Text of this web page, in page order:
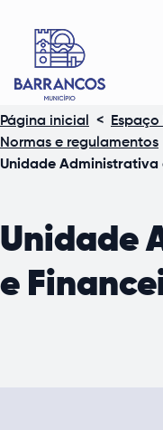
Página inicial <
Normas e regulamentos
Unidade Administrativa
Unidade
e